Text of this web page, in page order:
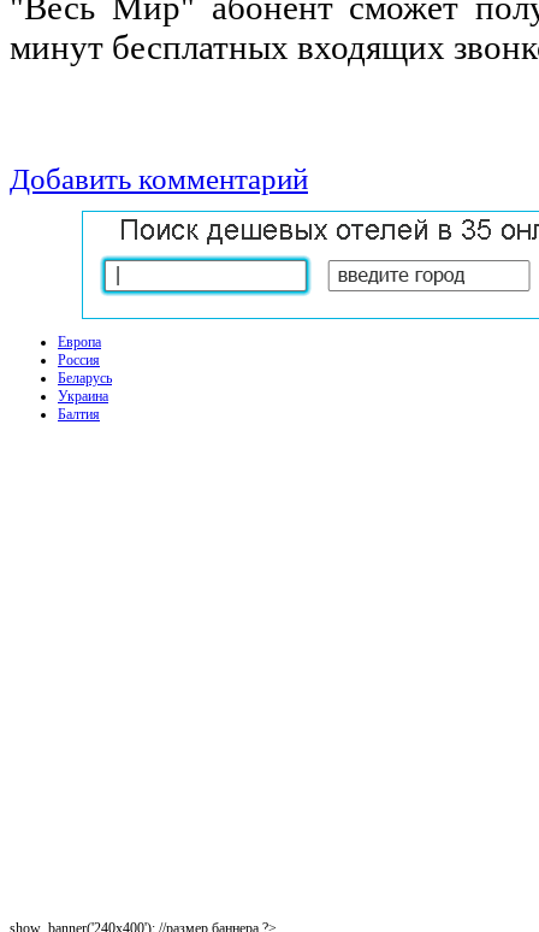
минут бесплатных входящих
Добавить комментарий
Европа
Россия
Беларусь
Украина
Балтия
show_banner('240x400'); //размер баннера ?>